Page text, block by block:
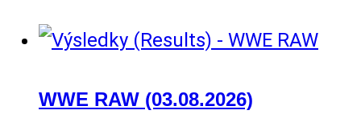
WWE RAW (03.08.2026)